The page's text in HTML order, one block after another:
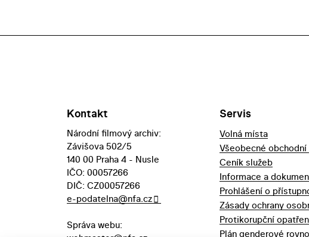
Kontakt
Národní filmový archiv:
Závišova 502/5
140 00 Praha 4 - Nusle
IČO: 00057266
DIČ: CZ00057266
e-podatelna@nfa.cz
Správa webu:
Servis
Volná místa
Všeobecné
Ceník služeb
Informace a
Prohlášení o
Zásady ochrany
Protikorupční
Plán genderové